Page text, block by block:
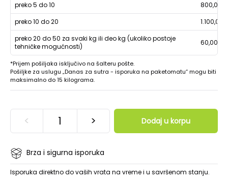
preko 5 do 10
800,00
preko 10 do 20
1.100,00
preko 20 do 50 za svaki kg ili deo kg (ukoliko postoje
tehničke mogućnosti)
60,00
*Prijem pošiljaka isključivo na šalteru pošte.
Pošiljke za uslugu „Danas za sutra - isporuka na paketomatu“ mogu biti
maksimalno do 15 kilograma.
< > Dodaj u korpu
Brza i sigurna isporuka
Isporuka direktno do vaših vrata na vreme i u savršenom stanju.